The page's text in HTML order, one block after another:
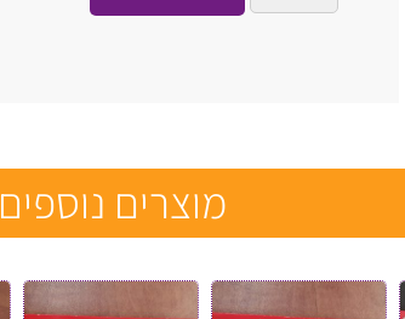
מוצרים נוספים